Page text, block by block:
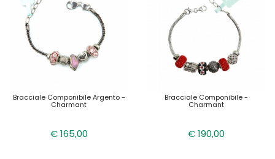
Bracciale Componibile Argento -
Charmant
€ 165,00
Bracciale Componibile -
Charmant
€ 190,00